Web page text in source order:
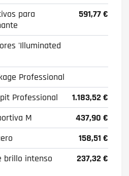
para
591,77 €
'Illuminated
Professional
Professional
1.183,52 €
M
437,90 €
158,51 €
brillo intenso
237,32 €